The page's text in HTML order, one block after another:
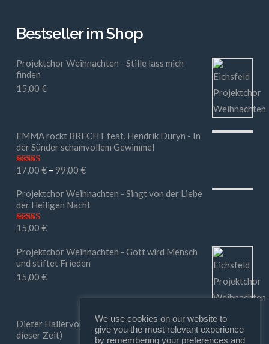
Bestseller im Shop
Projektchor Weihnachten - Stille lass mich
finden
15,00 €
EMMA rockt BRECHT feat. Hendrik Duryn - In
der Sünder schamvollem Gewimmel
Bewertet mit
17,00 €– 99,00 €
Projektchor Weihnachten - Singt von der Liebe
der Heiligen Nacht
Bewertet mit
15,00 €
Projektchor Weihnachten - Gott wird Mensch
und stiftet Frieden
15,00 €
Dieter Hallervorden - Ihr macht mir Mut (in
dieser Zeit)
We use cookies on our website to
give you the most relevant experience
by remembering your preferences and